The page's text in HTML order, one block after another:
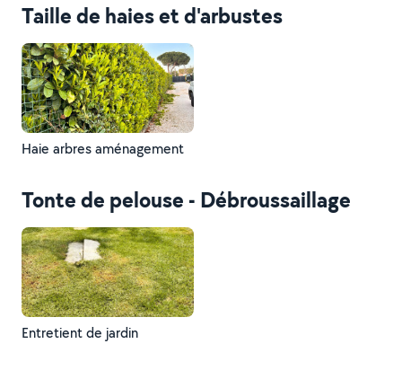
Taille de haies et d'arbustes
Haie arbres aménagement
Tonte de pelouse - Débroussaillage
Entretient de jardin